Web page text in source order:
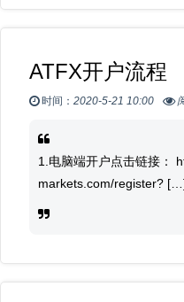
ATFX开户流程
时间： 2020-5-21 10:00
1.电脑端开户点击链接：
markets.com/register?